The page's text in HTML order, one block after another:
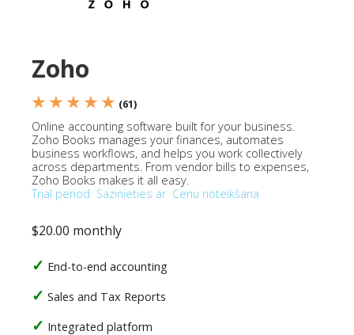
Zoho
★ ★ ★ ★ ★ (61)
Online accounting software built for your business.
Zoho Books manages your finances, automates
business workflows, and helps you work collectively
across departments. From vendor bills to expenses,
Zoho Books makes it all easy.
Trial period Sazinieties ar Cenu noteikšana
$20.00 monthly
End-to-end accounting
Sales and Tax Reports
Integrated platform